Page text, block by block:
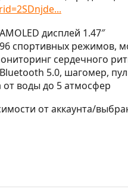
дисплей 1.47″
спортивных режимов,
сердечного
5.0, шагомер,
воды до 5 атмосфер
от аккаунта/